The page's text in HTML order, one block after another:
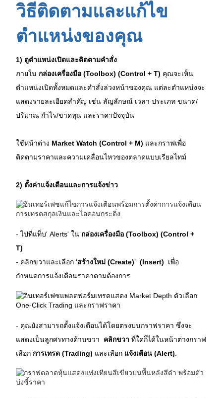
วิธีติดตามและแก้ไข
ตำแหน่งของคุณ
1) ดูตำแหน่งเปิดและติดตามคำสั่ง
ภายใน กล่องเครื่องมือ (Toolbox) (Control + T) คุณจะเห็น
ตำแหน่งเปิดทั้งหมดและคำสั่งล่วงหน้าของคุณ แต่ละตำแหน่งจะ
แสดงรายละเอียดสำคัญ เช่น สัญลักษณ์ เวลา ประเภท ขนาด/
ปริมาณ กำไร/ขาดทุน และราคาปัจจุบัน
ใช้หน้าต่าง Market Watch (Control + M) และกราฟเพื่อ
ติดตามราคาและความเคลื่อนไหวของตลาดแบบเรียลไทม์
2) ตั้งค่าแจ้งเตือนและการแจ้งข่าว
- ไปที่แท็บ' Alerts' ใน กล่องเครื่องมือ (Toolbox) (Control +
T)
- คลิกขวาและเลือก ‘สร้างใหม่ (Create)’ (Insert) เพื่อ
กำหนดการแจ้งเตือนราคาตามต้องการ
- คุณยังสามารถตั้งแจ้งเตือนได้โดยตรงบนกราฟราคา ซึ่งจะ
แสดงเป็นลูกศรทางด้านขวา
คลิกขวา ที่ใดก็ได้ในหน้าต่างกราฟ
เลือก การเทรด (Trading) และเลือก แจ้งเตือน (Alert)